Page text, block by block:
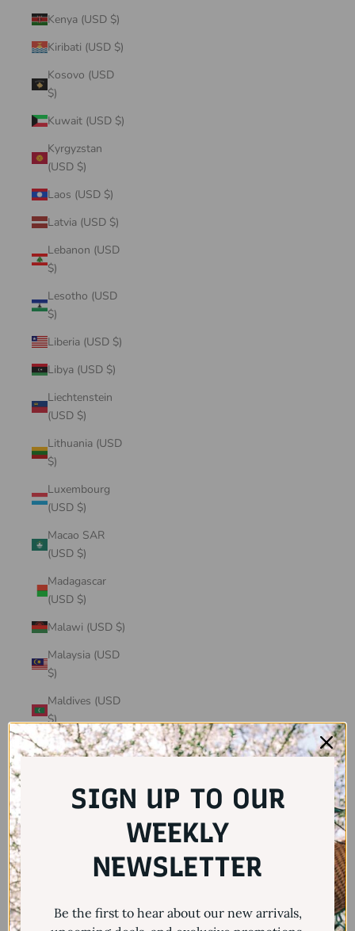
Kenya (USD $)
Kiribati (USD $)
Kosovo (USD
$)
Kuwait (USD $)
Kyrgyzstan
(USD $)
Laos (USD $)
Latvia (USD $)
Lebanon (USD
$)
Lesotho (USD
$)
Liberia (USD $)
Libya (USD $)
Liechtenstein
(USD $)
Lithuania (USD
$)
Luxembourg
(USD $)
Macao SAR
(USD $)
Madagascar
(USD $)
Malawi (USD $)
Malaysia (USD
$)
Maldives (USD
$)
Mali (USD $)
Martinique
$)
SIGN UP TO OUR
WEEKLY
NEWSLETTER
Be the first to hear about our new arrivals,